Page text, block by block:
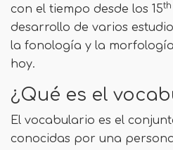
con el tiempo desde los 15th
desarrollo de varios
la fonología y la
hoy.
¿Qué es el
El vocabulario es el
conocidas por una